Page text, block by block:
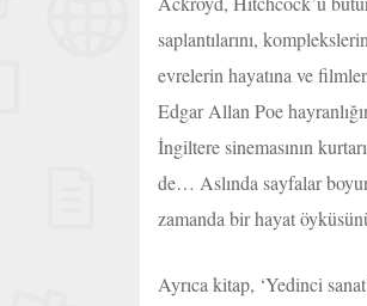
saplantılarını,
evrelerin hayatına ve
Edgar Allan Poe
İngiltere sinemasının
de… Aslında sayfalar
zamanda bir hayat
Ayrıca kitap, ‘Yedinci